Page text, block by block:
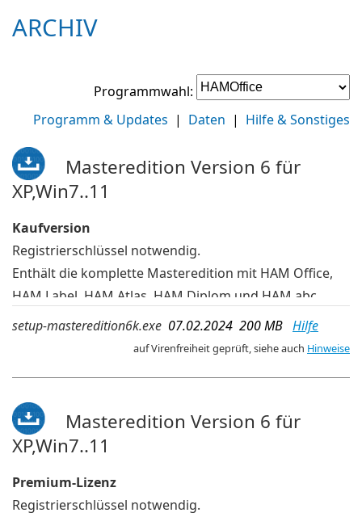
ARCHIV
Programmwahl:
Programm & Updates | Daten | Hilfe & Sonstiges
Masteredition Version 6 für
XP,Win7..11
Kaufversion
Registrierschlüssel notwendig.
Enthält die komplette Masteredition mit HAM Office,
HAM Label, HAM Atlas, HAM Diplom und HAM abc
Bei der Installation wählt man aus, welche Programme
davon tatsächlich installiert werden
deutsche Sprache
setup-masteredition6k.exe 07.02.2024 200 MB Hilfe
auf Virenfreiheit geprüft, siehe auch Hinweise
Masteredition Version 6 für
XP,Win7..11
Premium-Lizenz
Registrierschlüssel notwendig.